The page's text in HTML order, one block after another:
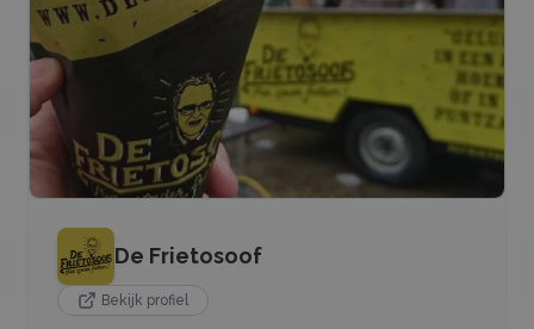
De Frietosoof
Bekijk profiel